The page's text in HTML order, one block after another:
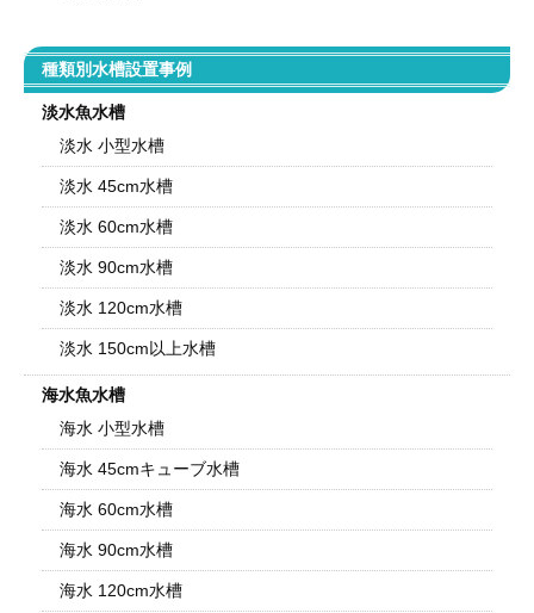
種類別水槽設置事例
淡水魚水槽
淡水 小型水槽
淡水 45cm水槽
淡水 60cm水槽
淡水 90cm水槽
淡水 120cm水槽
淡水 150cm以上水槽
海水魚水槽
海水 小型水槽
海水 45cmキューブ水槽
海水 60cm水槽
海水 90cm水槽
海水 120cm水槽